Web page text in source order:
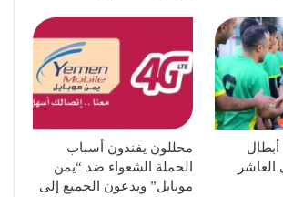
أبطال
العاشر
محللون يفندون أسباب
الحملة الشعواء ضد “يمن
موبايل” ويدعون الجميع إلى